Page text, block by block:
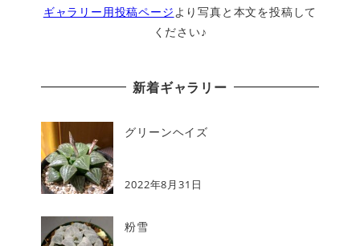
ギャラリー用投稿ページ より写真と本文を投稿して
ください♪
新着ギャラリー
グリーンヘイズ
2022年8月31日
粉雪